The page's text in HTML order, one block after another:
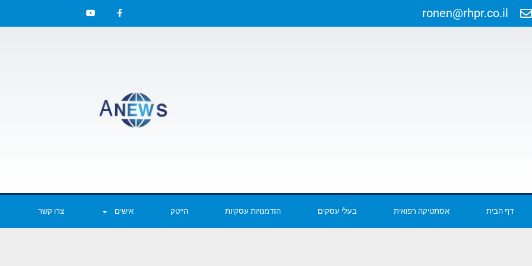
ronen@rhpr.co.il
דף הבית אסתטיקה רפואית בעלי עסקים הזדמנויות עסקיות הייטק אישים צרו קשר